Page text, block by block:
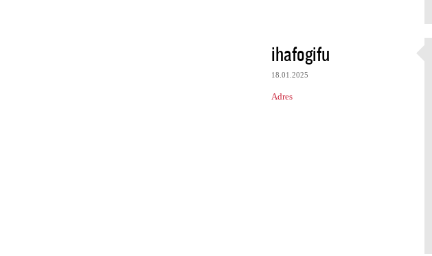
ihafogifu
18.01.2025
Adres